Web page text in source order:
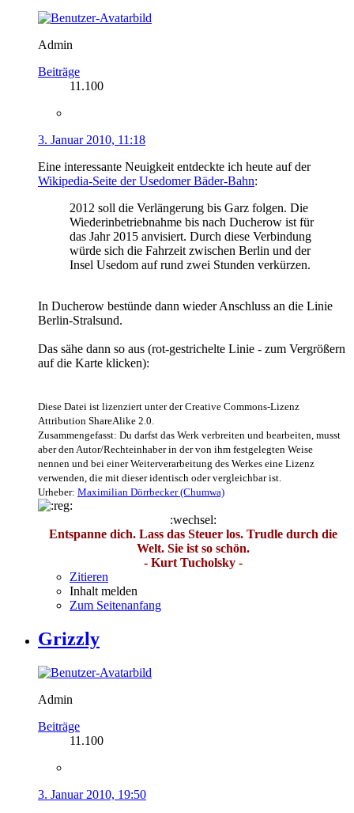
Admin
Beiträge
11.100
3. Januar 2010, 11:18
Eine interessante Neuigkeit entdeckte ich heute auf der
Wikipedia-Seite der Usedomer Bäder-Bahn:
2012 soll die Verlängerung bis Garz folgen. Die
Wiederinbetriebnahme bis nach Ducherow ist für
das Jahr 2015 anvisiert. Durch diese Verbindung
würde sich die Fahrzeit zwischen Berlin und der
Insel Usedom auf rund zwei Stunden verkürzen.
In Ducherow bestünde dann wieder Anschluss an die Linie
Berlin-Stralsund.
Das sähe dann so aus (rot-gestrichelte Linie - zum Vergrößern
auf die Karte klicken):
Diese Datei ist lizenziert unter der Creative Commons-Lizenz
Attribution ShareAlike 2.0.
Zusammengefasst: Du darfst das Werk verbreiten und bearbeiten, musst
aber den Autor/Rechteinhaber in der von ihm festgelegten Weise
nennen und bei einer Weiterverarbeitung des Werkes eine Lizenz
verwenden, die mit dieser identisch oder vergleichbar ist.
Urheber: Maximilian Dörrbecker (Chumwa)
:wechsel:
Entspanne dich. Lass das Steuer los. Trudle durch die
Welt. Sie ist so schön.
- Kurt Tucholsky -
Zitieren
Inhalt melden
Zum Seitenanfang
Grizzly
Admin
Beiträge
11.100
3. Januar 2010, 19:50